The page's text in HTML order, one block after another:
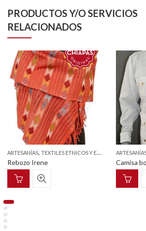
PRODUCTOS Y/O SERVICIOS
RELACIONADOS
ARTESANÍAS, TEXTILES ETNICOS Y ESTILIZADOS
Rebozo Irene Camisa